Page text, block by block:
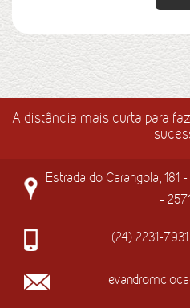
A distância mais curta para
Estrada do Carangola, 181
-
(24) 2231-